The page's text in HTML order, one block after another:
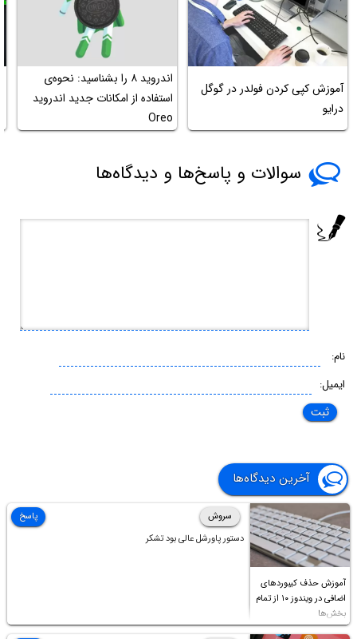
آموزش کپی کردن فولدر در گوگل
درایو
اندروید ۸ را بشناسید: نحوه‌ی
استفاده از امکانات جدید اندروید
Oreo
سوالات و پاسخ‌ها و دیدگاه‌ها
نام:
ایمیل:
آخرین دیدگاه‌ها
آموزش حذف کیبوردهای
اضافی در ویندوز ۱۰ از تمام
بخش‌ها
سروش
دستور پاورشل عالی بود تشکر
پاسخ